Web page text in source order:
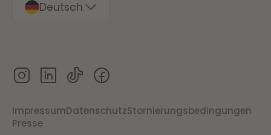
Deutsch
ImpressumDatenschutzStornierungsbedingungen
Presse